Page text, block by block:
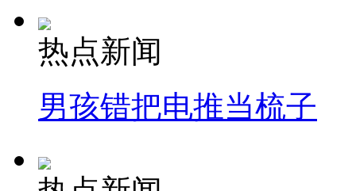
热点新闻
男孩错把电推当梳子